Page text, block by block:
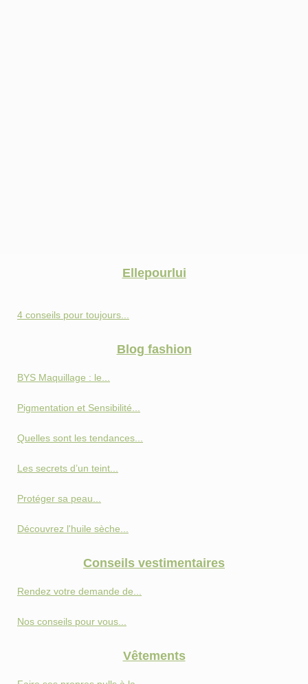
Ellepourlui
4 conseils pour toujours...
Blog fashion
BYS Maquillage : le...
Pigmentation et Sensibilité...
Quelles sont les tendances...
Les secrets d’un teint...
Protéger sa peau...
Découvrez l'huile sèche...
Conseils vestimentaires
Rendez votre demande de...
Nos conseils pour vous...
Vêtements